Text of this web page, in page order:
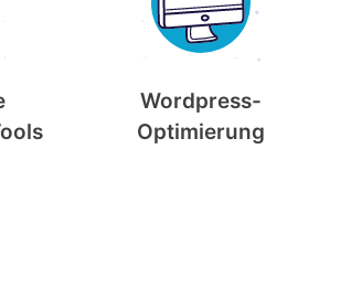
Wordpress-
Optimierung